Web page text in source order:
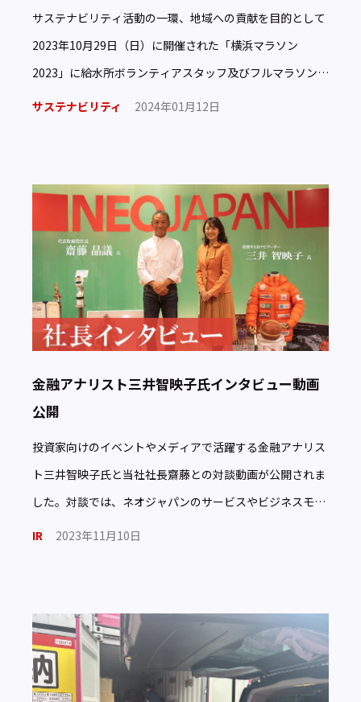
サステナビリティ活動の一環、地域への貢献を目的として
2023年10月29日（日）に開催された「横浜マラソン
2023」に給水所ボランティアスタッフ及びフルマラソンラ
ンナーとして参加しました。 前回大会2022年10月30日
サステナビリティ 2024年01月12日
金融アナリスト三井智映子氏インタビュー動画
公開
投資家向けのイベントやメディアで活躍する金融アナリス
ト三井智映子氏と当社社長齋藤との対談動画が公開されま
した。対談では、ネオジャパンのサービスやビジネスモデ
ルの他、創業に対する思いや今後のビジョンについて語ら
IR 2023年11月10日